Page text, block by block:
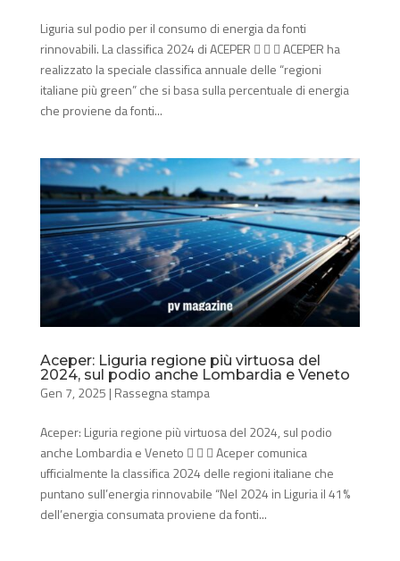
Liguria sul podio per il consumo di energia da fonti
rinnovabili. La classifica 2024 di ACEPER    ACEPER ha
realizzato la speciale classifica annuale delle “regioni
italiane più green” che si basa sulla percentuale di energia
che proviene da fonti...
Aceper: Liguria regione più virtuosa del
2024, sul podio anche Lombardia e Veneto
Gen 7, 2025 | Rassegna stampa
Aceper: Liguria regione più virtuosa del 2024, sul podio
anche Lombardia e Veneto    Aceper comunica
ufficialmente la classifica 2024 delle regioni italiane che
puntano sull’energia rinnovabile “Nel 2024 in Liguria il 41%
dell’energia consumata proviene da fonti...